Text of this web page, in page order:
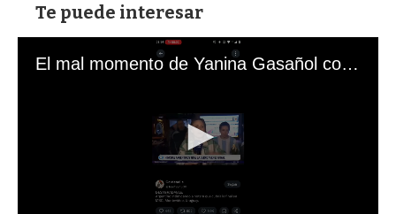
Te puede interesar
El mal momento de Yanina Gasañol con un hincha argentino en "Subrayado"